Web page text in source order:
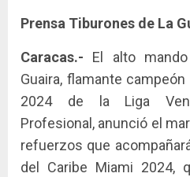
Prensa Tiburones de La
Caracas.- El alto
Guaira, flamante
2024 de la Liga
Profesional, anunció el
refuerzos que
del Caribe Miami 2024,